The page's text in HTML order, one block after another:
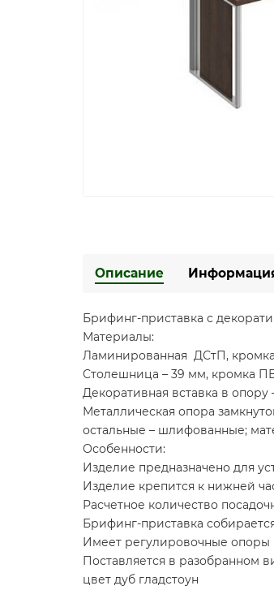
Описание
Брифинг-приставка с
Материалы:
Ламинированная ДСтП,
Столешница – 39 мм, кромка
Декоративная вставка в
Металлическая опора
остальные – шлифованные;
Особенности:
Изделие предназначено для
Изделие крепится к нижней
Расчетное количество
Брифинг-приставка
Имеет регулировочные опоры
Поставляется в разобранном
цвет дуб гладстоун